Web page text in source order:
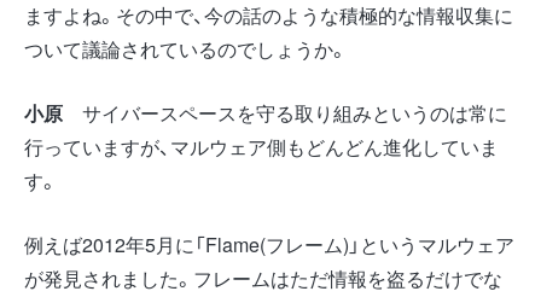
ますよね。その中で、今の話のような積極的な情報収集に
ついて議論されているのでしょうか。
小原 サイバースペースを守る取り組みというのは常に
行っていますが、マルウェア側もどんどん進化していま
す。
例えば2012年5月に「Flame(フレーム)」というマルウェア
が発見されました。フレームはただ情報を盗るだけでな